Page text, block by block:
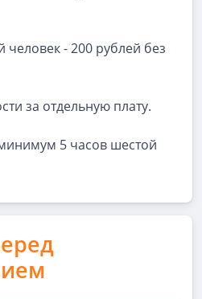
- 200 рублей без
за отдельную плату.
5 часов шестой